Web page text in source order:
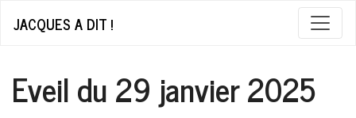
JACQUES A DIT !
Eveil du 29 janvier 2025